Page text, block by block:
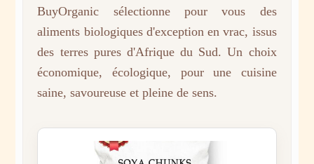
BuyOrganic sélectionne pour vous des
aliments biologiques d'exception en vrac, issus
des terres pures d'Afrique du Sud. Un choix
économique, écologique, pour une cuisine
saine, savoureuse et pleine de sens.